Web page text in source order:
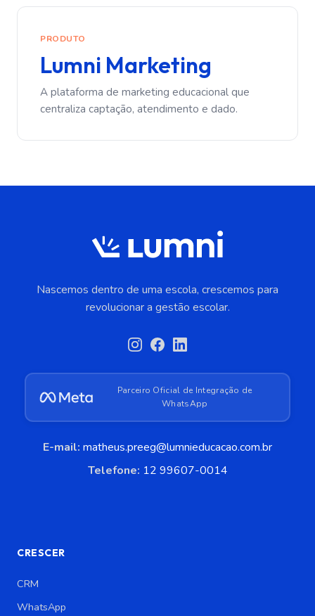
PRODUTO
Lumni Marketing
A plataforma de marketing educacional que
centraliza captação, atendimento e dado.
Nascemos dentro de uma escola, crescemos para
revolucionar a gestão escolar.
Parceiro Oficial de Integração de
WhatsApp
E-mail: matheus.preeg@lumnieducacao.com.br
Telefone: 12 99607-0014
CRESCER
CRM
WhatsApp